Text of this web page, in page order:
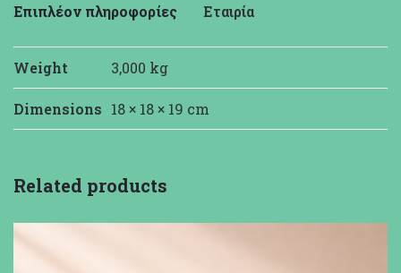
Επιπλέον πληροφορίες Εταιρία
Weight 3,000 kg
Dimensions 18 × 18 × 19 cm
Related products